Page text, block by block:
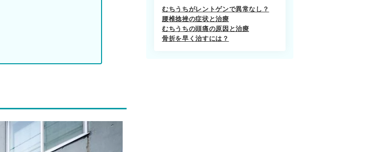
むちうちがレントゲンで異常なし？
腰椎捻挫の症状と治療
むちうちの頭痛の原因と治療
骨折を早く治すには？